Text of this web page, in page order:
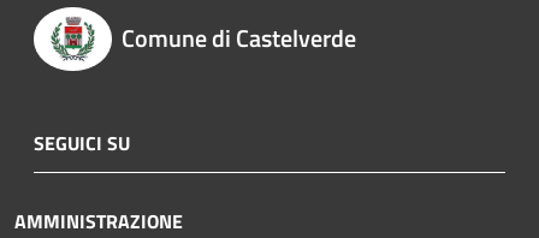
Comune di Castelverde
SEGUICI SU
AMMINISTRAZIONE